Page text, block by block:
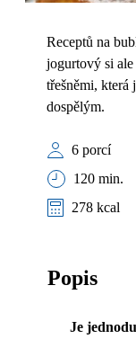
Receptů na
jogurtový si ale
třešněmi, která
dospělým.
6 porcí
120 min.
278 kcal
Popis
Je